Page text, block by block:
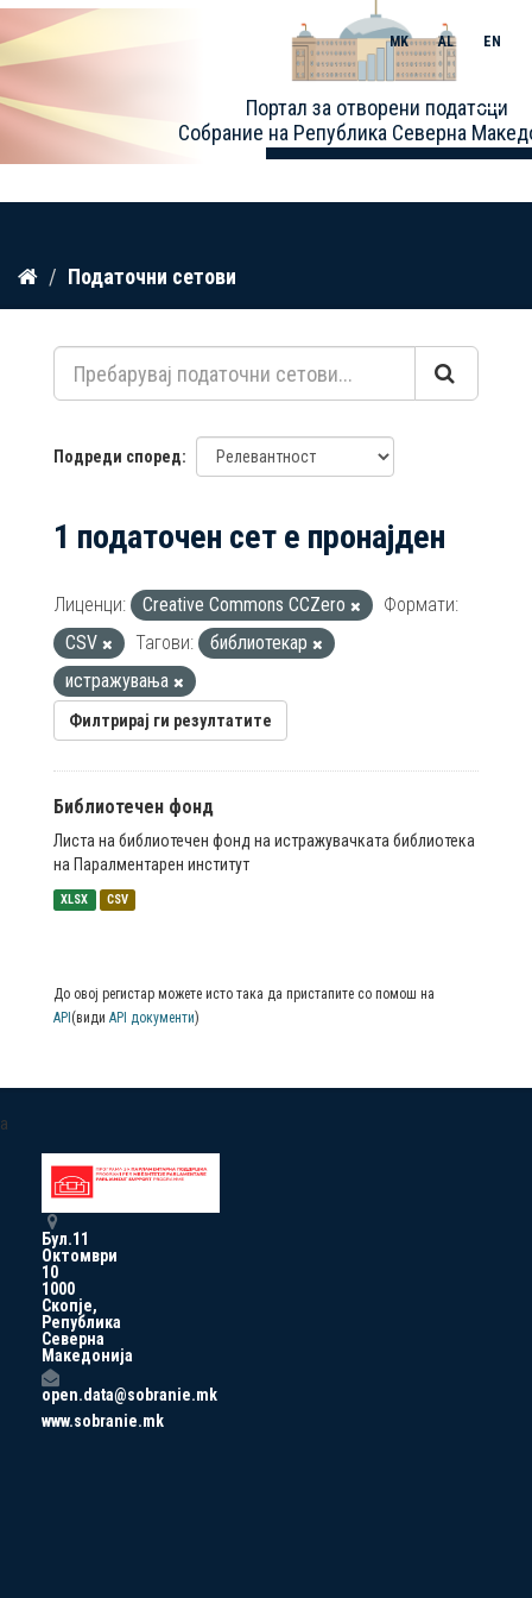
Прескокнете
содржина
Портал за отворени податоци
Собрание на Република Северна
MK AL EN
Toggle
Податочни сетови
Подреди според
1 податочен сет е пронајден
Лиценци: Creative Commons CCZero
Формати:
CSV
Тагови:
библиотекар
истражувања
Филтрирај ги резултатите
Библиотечен фонд
Листа на библиотечен фонд на истражувачката библиотека
на Паралментарен институт
XLSX CSV
До овој регистар можете исто така да пристапите со помош на
API (види API документи)
a
Бул.11
Октомври
10
1000
Скопје,
Република
Северна
Македонија
open.data@sobranie.mk
www.sobranie.mk